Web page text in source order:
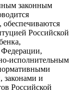
законным
обеспечиваются
Российской
исполнительным
законами и
Российской